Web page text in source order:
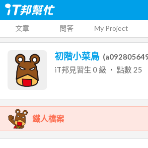
文章 問答 My Project
初階小菜鳥 (
iT邦見習生 0 級 ‧ 點數 25
鐵人檔案